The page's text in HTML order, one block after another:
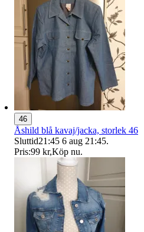
46
Åshild blå kavaj/jacka, storlek 46
Sluttid21:45 6 aug 21:45.
Pris:99 kr,Köp nu.